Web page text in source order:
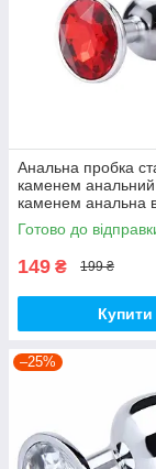
Анальна пробка
каменем анальний
каменем анальна
кристалом метал
Готово до
149 ₴ 199 ₴
Купити
–25%